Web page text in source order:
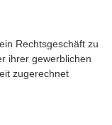
Rechtsgeschäft zu
ihrer gewerblichen
zugerechnet